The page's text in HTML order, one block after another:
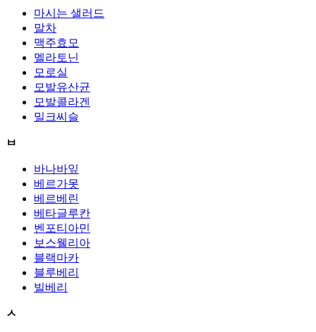
마시는 샐러드
말차
맥주효모
멜라토닌
모로실
모발유산균
모발콜라겐
밀크씨슬
ㅂ
바나바잎
베르가못
베르베린
베타글루칸
벤포티아민
보스웰리아
블랙마카
블루베리
빌베리
ㅅ